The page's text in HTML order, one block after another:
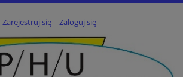
Zarejestruj się Zaloguj się